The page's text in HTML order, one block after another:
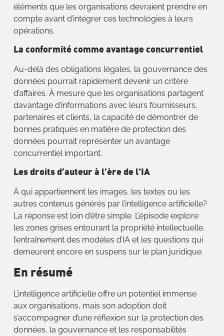
éléments que les organisations devraient prendre en
compte avant d’intégrer ces technologies à leurs
opérations.
La conformité comme avantage concurrentiel
Au-delà des obligations légales, la gouvernance des
données pourrait rapidement devenir un critère
d’affaires. À mesure que les organisations partagent
davantage d’informations avec leurs fournisseurs,
partenaires et clients, la capacité de démontrer de
bonnes pratiques en matière de protection des
données pourrait représenter un avantage
concurrentiel important.
Les droits d’auteur à l’ère de l’IA
À qui appartiennent les images, les textes ou les
autres contenus générés par l’intelligence artificielle?
La réponse est loin d’être simple. L’épisode explore
les zones grises entourant la propriété intellectuelle,
l’entraînement des modèles d’IA et les questions qui
demeurent encore en suspens sur le plan juridique.
En résumé
L’intelligence artificielle offre un potentiel immense
aux organisations, mais son adoption doit
s’accompagner d’une réflexion sur la protection des
données, la gouvernance et les responsabilités